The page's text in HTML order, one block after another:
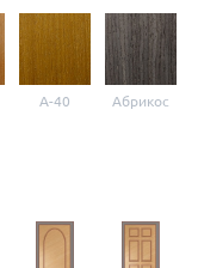
A-40 Абрикос